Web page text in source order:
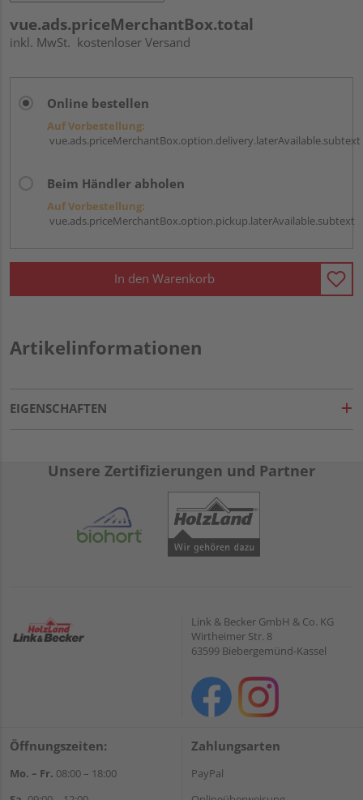
vue.ads.priceMerchantBox.total
inkl. MwSt. kostenloser Versand
Online bestellen
Auf Vorbestellung:
vue.ads.priceMerchantBox.option.delivery.laterAvailable.subtext
Beim Händler abholen
Auf Vorbestellung:
vue.ads.priceMerchantBox.option.pickup.laterAvailable.subtext
In den Warenkorb
Artikelinformationen
EIGENSCHAFTEN
Unsere Zertifizierungen und Partner
Link & Becker GmbH & Co. KG
Wirtheimer Str. 8
63599 Biebergemünd-Kassel
Öffnungszeiten:
Mo. – Fr. 08:00 – 18:00
Zahlungsarten
PayPal